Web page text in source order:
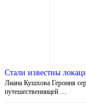
Стали известны
Лиана Кушхова Героиня
путешественницей …